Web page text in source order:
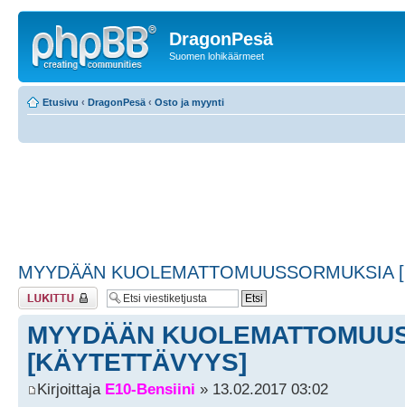
DragonPesä
Suomen lohikäärmeet
Etusivu ‹ DragonPesä ‹ Osto ja myynti
MYYDÄÄN KUOLEMATTOMUUSSORMUKSIA
Viestiketju on
lukittu
MYYDÄÄN
[KÄYTETTÄVYYS]
Kirjoittaja E10-Bensiini » 13.02.2017 03:02